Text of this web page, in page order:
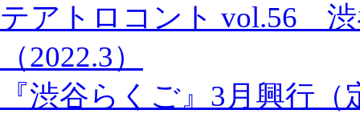
テアトロコント vol.56
（2022.3）
『渋谷らくご』3月興行